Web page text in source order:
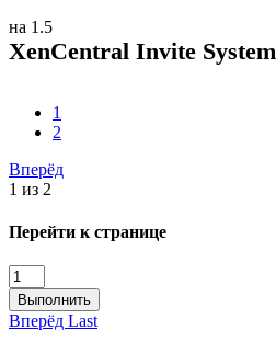
на 1.5
XenCentral Invite System
1
2
Вперёд
1 из 2
Перейти к странице
Выполнить
Вперёд Last